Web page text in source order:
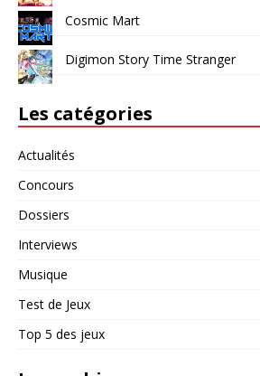
Cosmic Mart
Digimon Story Time Stranger
Les catégories
Actualités
Concours
Dossiers
Interviews
Musique
Test de Jeux
Top 5 des jeux